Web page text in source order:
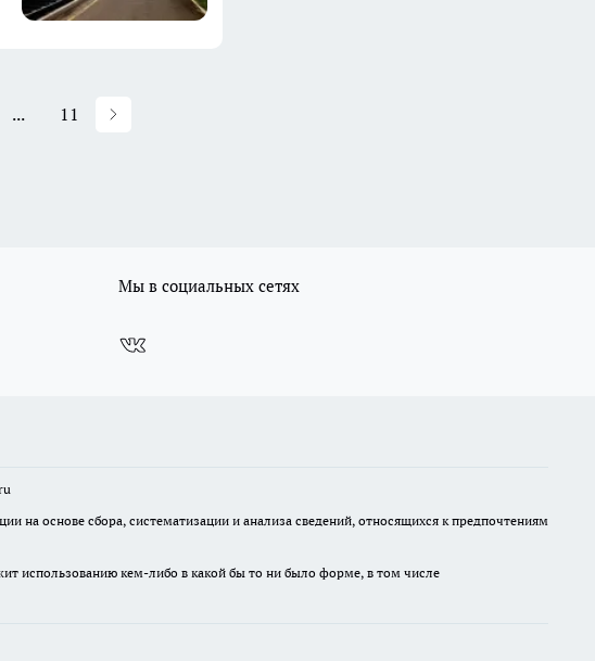
... 11
Мы в социальных сетях
основе сбора, систематизации и анализа сведений, относящихся к предпочтениям
использованию кем-либо в какой бы то ни было форме, в том числе